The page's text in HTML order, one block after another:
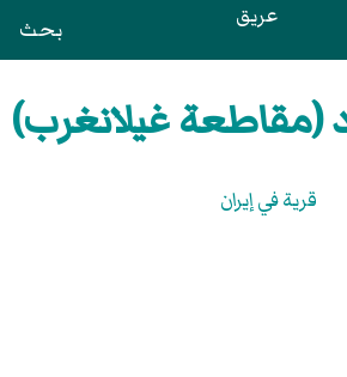
عريق بحث
(مقاطعة غيلانغرب)
قرية في إيران